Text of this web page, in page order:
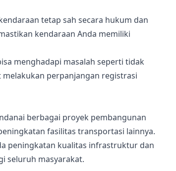
tetap sah secara hukum dan
kendaraan Anda memiliki
menghadapi masalah seperti tidak
melakukan perpanjangan registrasi
berbagai proyek pembangunan
fasilitas transportasi lainnya.
peningkatan kualitas infrastruktur dan
seluruh masyarakat.